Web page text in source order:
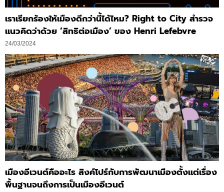
เราเรียกร้องให้เมืองดีกว่านี้ได้ไหม? Right to City สำรวจ
แนวคิดว่าด้วย ‘สิทธิต่อเมือง’ ของ Henri Lefebvre
24/03/2024
เมืองอีเวนต์คืออะไร สิงค์โปร์กับการพัฒนาเมืองตั้งแต่เรื่อง
พื้นฐานจนถึงการเป็นเมืองอีเวนต์